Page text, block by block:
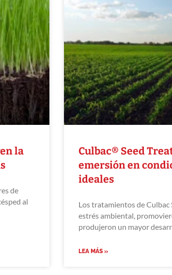
la
de
al
Culbac® Seed
emersión en
ideales
Los tratamientos de Culbac
estrés ambiental,
produjeron un mayor
LEA MÁS »